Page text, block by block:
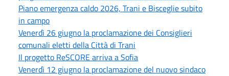
Piano emergenza caldo 2026, Trani e Bisceglie subito
in campo
Venerdì 26 giugno la proclamazione dei Consiglieri
comunali eletti della Città di Trani
Il progetto ReSCORE arriva a Sofia
Venerdì 12 giugno la proclamazione del nuovo sindaco